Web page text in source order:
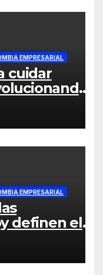
EMPRESARIAL
cuidar
los hogares
EMPRESARIAL
definen el